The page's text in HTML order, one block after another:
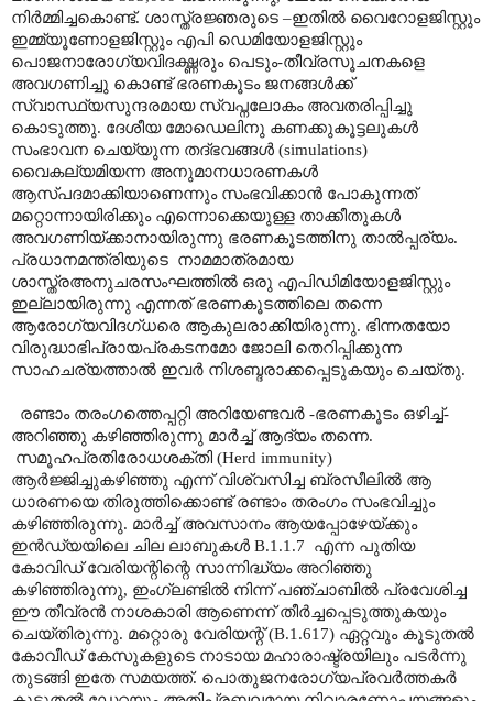
നിർമ്മിച്ചകൊണ്ട്. ശാസ്ത്രജ്ഞരുടെ –ഇതിൽ വൈറോളജിസ്റ്റും
ഇമ്മ്യൂണോളജിസ്റ്റും എപി ഡെമിയോളജിസ്റ്റും
പൊജനാരോഗ്യവിദഗ്ദ്ധരും പെടും-തീവ്രസൂചനകളെ
അവഗണിച്ചു കൊണ്ട് ഭരണകൂടം ജനങ്ങൾക്ക്
സ്വാസ്ഥ്യസുന്ദരമായ സ്വപ്നലോകം അവതരിപ്പിച്ചു
കൊടുത്തു. ദേശീയ മോഡെലിനു കണക്കുകൂട്ടലുകൾ
സംഭാവന ചെയ്യുന്ന തദ്ഭവങ്ങൾ (simulations)
വൈകല്യമിയന്ന അനുമാനധാരണകൾ
ആസ്പദമാക്കിയാണെന്നും സംഭവിക്കാൻ പോകുന്നത്
മറ്റൊന്നായിരിക്കും എന്നൊക്കെയുള്ള താക്കീതുകൾ
അവഗണിയ്ക്കാനായിരുന്നു ഭരണകൂടത്തിനു താൽപ്പര്യം.
പ്രധാനമന്ത്രിയുടെ നാമമാത്രമായ
ശാസ്ത്രഅനുചരസംഘത്തിൽ ഒരു എപിഡിമിയോളജിസ്റ്റും
ഇല്ലായിരുന്നു എന്നത് ഭരണകൂടത്തിലെ തന്നെ
ആരോഗ്യവിദഗ്ധരെ ആകുലരാക്കിയിരുന്നു. ഭിന്നതയോ
വിരുദ്ധാഭിപ്രായപ്രകടനമോ ജോലി തെറിപ്പിക്കുന്ന
സാഹചര്യത്താൽ ഇവർ നിശബ്ദരാക്കപ്പെടുകയും ചെയ്തു.
രണ്ടാം തരംഗത്തെപ്പറ്റി അറിയേണ്ടവർ -ഭരണകൂടം ഒഴിച്ച്-
അറിഞ്ഞു കഴിഞ്ഞിരുന്നു മാർച്ച് ആദ്യം തന്നെ.
സമൂഹപ്രതിരോധശക്തി (Herd immunity)
ആർജ്ജിച്ചുകഴിഞ്ഞു എന്ന് വിശ്വസിച്ച ബ്രസീലിൽ ആ
ധാരണയെ തിരുത്തിക്കൊണ്ട് രണ്ടാം തരംഗം സംഭവിച്ചും
കഴിഞ്ഞിരുന്നു. മാർച്ച് അവസാനം ആയപ്പോഴേയ്ക്കും
ഇൻഡ്യയിലെ ചില ലാബുകൾ B.1.1.7
എന്ന പുതിയ
കോവിഡ് വേരിയന്റിന്റെ സാന്നിദ്ധ്യം അറിഞ്ഞു
കഴിഞ്ഞിരുന്നു, ഇംഗ്ലണ്ടിൽ നിന്ന് പഞ്ചാബിൽ പ്രവേശിച്ച
ഈ തീവ്രൻ നാശകാരി ആണെന്ന് തീർച്ചപ്പെടുത്തുകയും
ചെയ്തിരുന്നു. മറ്റൊരു വേരിയന്റ് (B.1.617) ഏറ്റവും കൂടുതൽ
കോവീഡ് കേസുകളുടെ നാടായ മഹാരാഷ്ട്രയിലും പടർന്നു
തുടങ്ങി ഇതേ സമയത്ത്. പൊതുജനരോഗ്യപ്രവർത്തകർ